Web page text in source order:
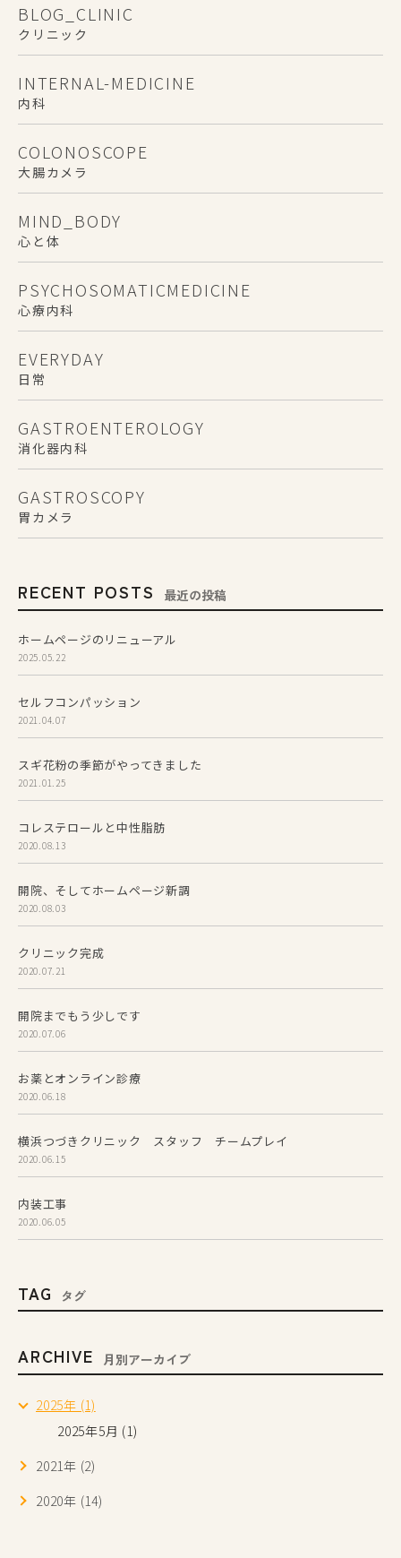
BLOG_CLINIC
クリニック
INTERNAL-MEDICINE
内科
COLONOSCOPE
大腸カメラ
MIND_BODY
心と体
PSYCHOSOMATICMEDICINE
心療内科
EVERYDAY
日常
GASTROENTEROLOGY
消化器内科
GASTROSCOPY
胃カメラ
RECENT POSTS 最近の投稿
ホームページのリニューアル
2025.05.22
セルフコンパッション
2021.04.07
スギ花粉の季節がやってきました
2021.01.25
コレステロールと中性脂肪
2020.08.13
開院、そしてホームページ新調
2020.08.03
クリニック完成
2020.07.21
開院までもう少しです
2020.07.06
お薬とオンライン診療
2020.06.18
横浜つづきクリニック スタッフ チームプレイ
2020.06.15
内装工事
2020.06.05
TAG タグ
ARCHIVE 月別アーカイブ
2025年 (1)
2025年5月 (1)
2021年 (2)
2020年 (14)